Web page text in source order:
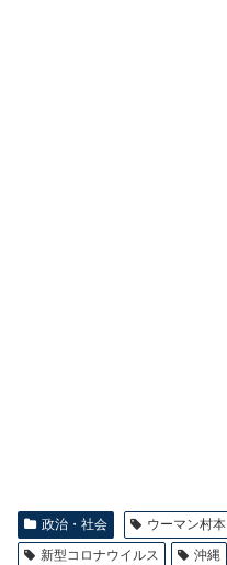
政治・社会 ウーマン村本
新型コロナウイルス
沖縄